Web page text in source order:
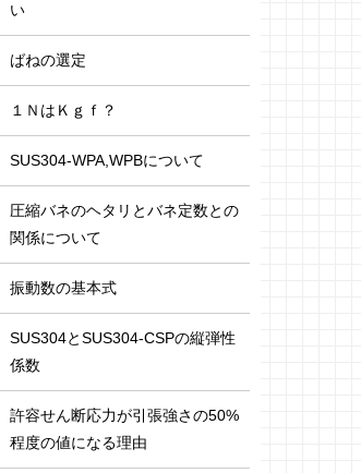
い
ばねの選定
１ＮはＫｇｆ？
SUS304-WPA,WPBについて
圧縮バネのヘタリとバネ定数との
関係について
振動数の基本式
SUS304とSUS304-CSPの縦弾性
係数
許容せん断応力が引張強さの50%
程度の値になる理由